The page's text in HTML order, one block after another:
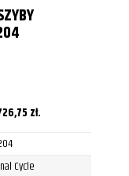
zł.
Cycle